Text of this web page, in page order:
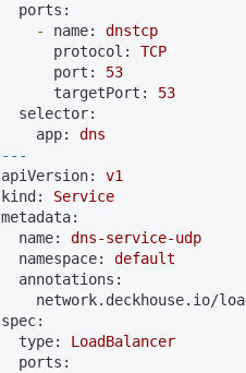
ports:
-
name:
dnstcp
protocol:
TCP
port:
53
targetPort:
53
selector:
app:
dns
---
apiVersion:
v1
kind:
Service
metadata:
name:
dns-service-udp
namespace:
default
annotations:
network.deckhouse.io/
spec:
type:
LoadBalancer
ports: